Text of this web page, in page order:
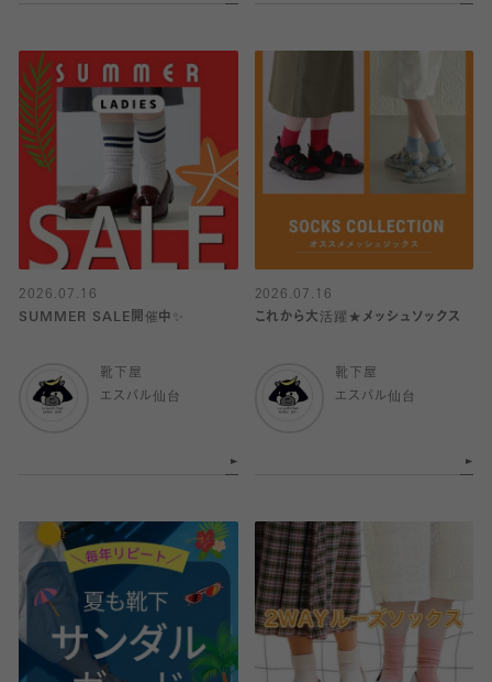
2026.07.16
SUMMER SALE開催中✨
靴下屋
エスパル仙台
2026.07.16
これから大活躍★メッシュソックス
靴下屋
エスパル仙台